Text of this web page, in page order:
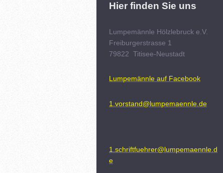
Hier finden Sie uns
Lumpemännle Hölzlebruck e.V.
Freiburgerstrasse 1
79822 Titisee-Neustadt
Lumpemännle auf Facebook
1.vorstand@lumpemaennle.de
1.schriftfuehrer@lumpemaennle.d
e